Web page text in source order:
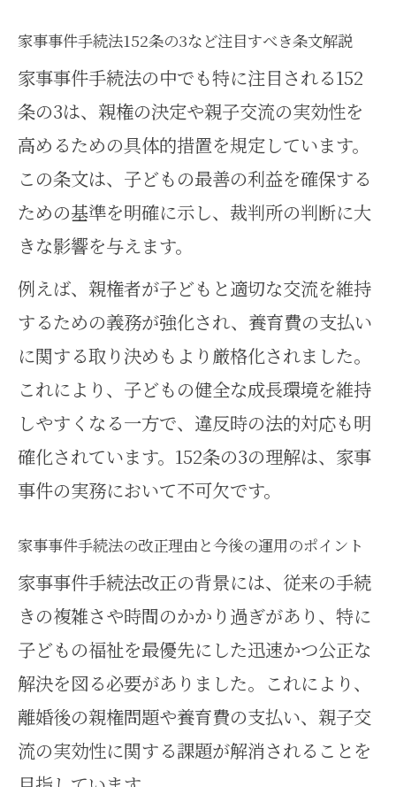
家事事件手続法152条の3など注目すべき条文解説
家事事件手続法の中でも特に注目される152
条の3は、親権の決定や親子交流の実効性を
高めるための具体的措置を規定しています。
この条文は、子どもの最善の利益を確保する
ための基準を明確に示し、裁判所の判断に大
きな影響を与えます。
例えば、親権者が子どもと適切な交流を維持
するための義務が強化され、養育費の支払い
に関する取り決めもより厳格化されました。
これにより、子どもの健全な成長環境を維持
しやすくなる一方で、違反時の法的対応も明
確化されています。152条の3の理解は、家事
事件の実務において不可欠です。
家事事件手続法の改正理由と今後の運用のポイント
家事事件手続法改正の背景には、従来の手続
きの複雑さや時間のかかり過ぎがあり、特に
子どもの福祉を最優先にした迅速かつ公正な
解決を図る必要がありました。これにより、
離婚後の親権問題や養育費の支払い、親子交
流の実効性に関する課題が解消されることを